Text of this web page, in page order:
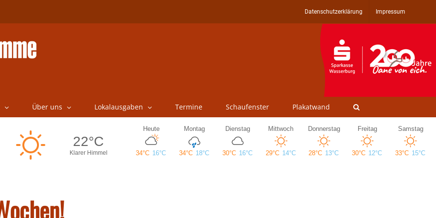
Datenschutzerklärung Impressum
Über uns Lokalausgaben Termine Schaufenster Plakatwand